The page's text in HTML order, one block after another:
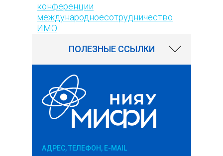
конференции
международноесотрудничество
ИМО
ПОЛЕЗНЫЕ ССЫЛКИ
АДРЕС, ТЕЛЕФОН, E-MAIL